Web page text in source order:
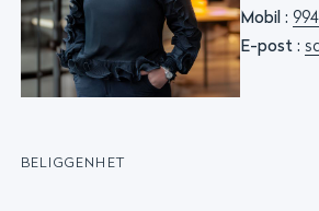
Mobil :
E-post :
BELIGGENHET